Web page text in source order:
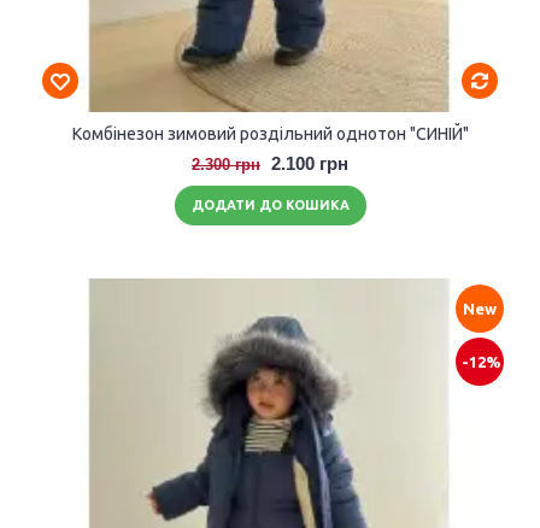
Комбінезон зимовий роздільний однотон "СИНІЙ"
2.300 грн 2.100 грн
ДОДАТИ ДО КОШИКА
New
-12%